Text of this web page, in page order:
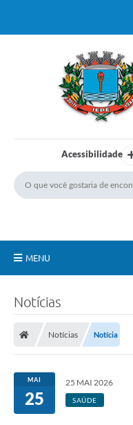
Acessibilidade
MENU
Serviços Públicos
Carta de Serviços
Notícias
Notícias Notícia
MAI
25
25 MAI 2026
SAÚDE